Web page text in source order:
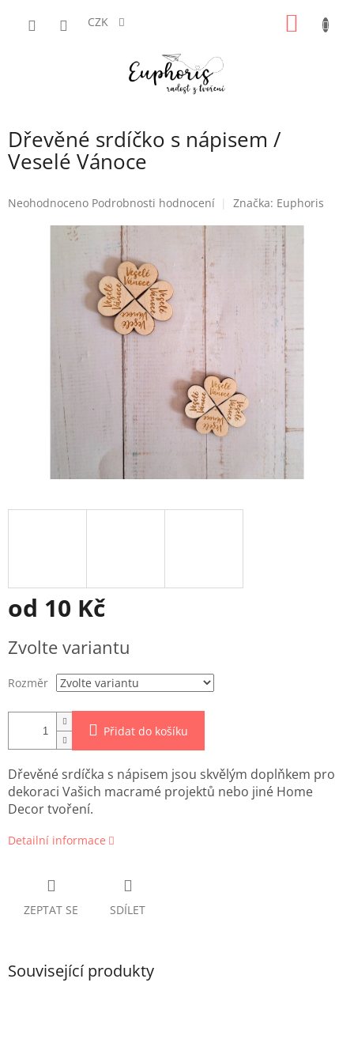
CZK
Dřevěné srdíčko s nápisem /
Veselé Vánoce
Průměrné
Neohodnoceno Podrobnosti hodnocení Značka: Euphoris
od 10 Kč
cena:
Zvolte variantu
Rozměr
Přidat do košíku
Dřevěné srdíčka s nápisem jsou skvělým doplňkem pro
dekoraci Vašich macramé projektů nebo jiné Home
Decor tvoření.
Detailní informace
ZEPTAT SE SDÍLET
Související produkty